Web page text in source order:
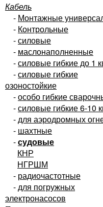
Кабель
- Монтажные
- Контрольные
-силовые
- маслонаполненные
-силовые гибкие до 1
-силовые гибкие
озоностойкие
-особо гибкие
-силовые гибкие 6-10
-для аэродромных
- шахтные
-судовые
КНР
НГРШМ
- радиочастотные
-для погружных
электронасосов